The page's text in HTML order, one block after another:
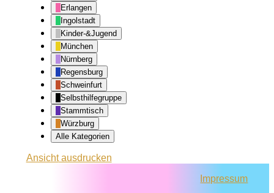
Erlangen
Ingolstadt
Kinder-&Jugend
München
Nürnberg
Regensburg
Schweinfurt
Selbsthilfegruppe
Stammtisch
Würzburg
Alle Kategorien
Ansichtausdrucken
Impressum